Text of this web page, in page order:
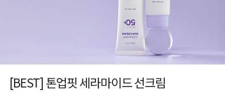
[BEST] 톤업핏 세라마이드 선크림